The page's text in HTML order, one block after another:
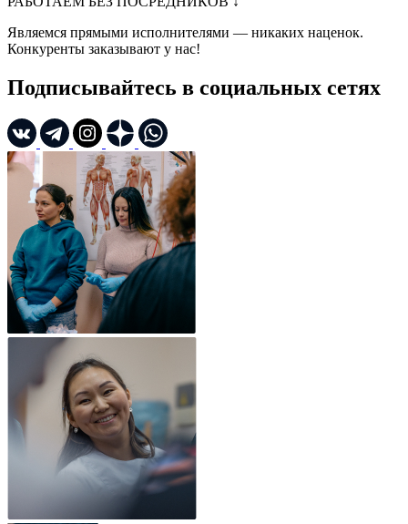
Являемся прямыми исполнителями — никаких наценок.
Конкуренты заказывают у нас!
Подписывайтесь в социальных сетях